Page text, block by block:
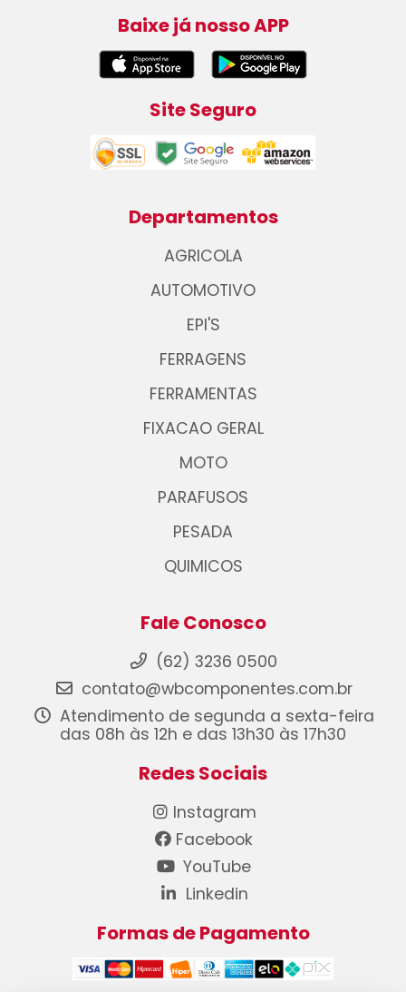
Baixe já nosso APP
Site Seguro
Departamentos
AGRICOLA
AUTOMOTIVO
EPI'S
FERRAGENS
FERRAMENTAS
FIXACAO GERAL
MOTO
PARAFUSOS
PESADA
QUIMICOS
Fale Conosco
(62) 3236 0500
contato@wbcomponentes.com.br
Atendimento de segunda a sexta-feira
das 08h às 12h e das 13h30 às 17h30
Redes Sociais
Instagram
Facebook
YouTube
Linkedin
Formas de Pagamento